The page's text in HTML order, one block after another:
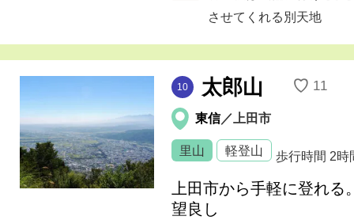
させてくれる別天地
10 太郎山 ♡ 11
東信／上田市
里山 軽登山 歩行時間 2時
上田市から手軽に登れ
望良し